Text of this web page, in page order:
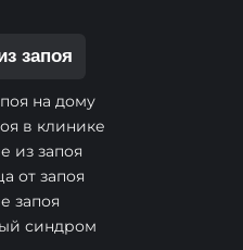
запоя
на дому
в клинике
из запоя
от запоя
запоя
синдром